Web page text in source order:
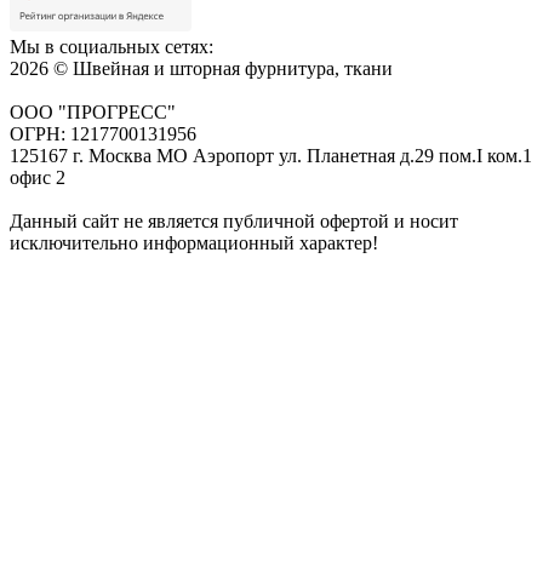
Мы в социальных сетях:
2026 © Швейная и шторная фурнитура, ткани
ООО "ПРОГРЕСС"
ОГРН: 1217700131956
125167 г. Москва МО Аэропорт ул. Планетная д.29 пом.I ком.1
офис 2
Данный сайт не является публичной офертой и носит
исключительно информационный характер!